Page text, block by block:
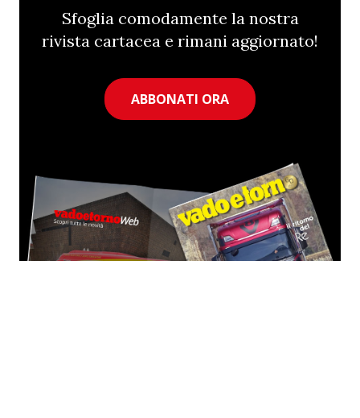
Sfoglia comodamente la nostra
rivista cartacea e rimani aggiornato!
ABBONATI ORA